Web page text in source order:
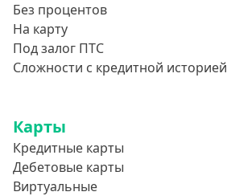
Без процентов
На карту
Под залог ПТС
Сложности с кредитной историей
Карты
Кредитные карты
Дебетовые карты
Виртуальные